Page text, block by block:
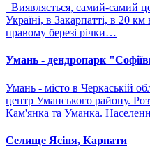
Виявляється, самий-самий
Україні, в Закарпатті, в 20
правому березі річки…
Умань - дендропарк
Умань - місто в Черкаській
центр Уманського району.
Кам'янка та Уманка.
Селище Ясіня, Карпати